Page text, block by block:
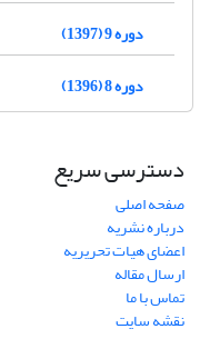
دوره 9 (1397)
دوره 8 (1396)
دسترسی سریع
صفحه اصلی
درباره نشریه
اعضای هیات تحریریه
ارسال مقاله
تماس با ما
نقشه سایت